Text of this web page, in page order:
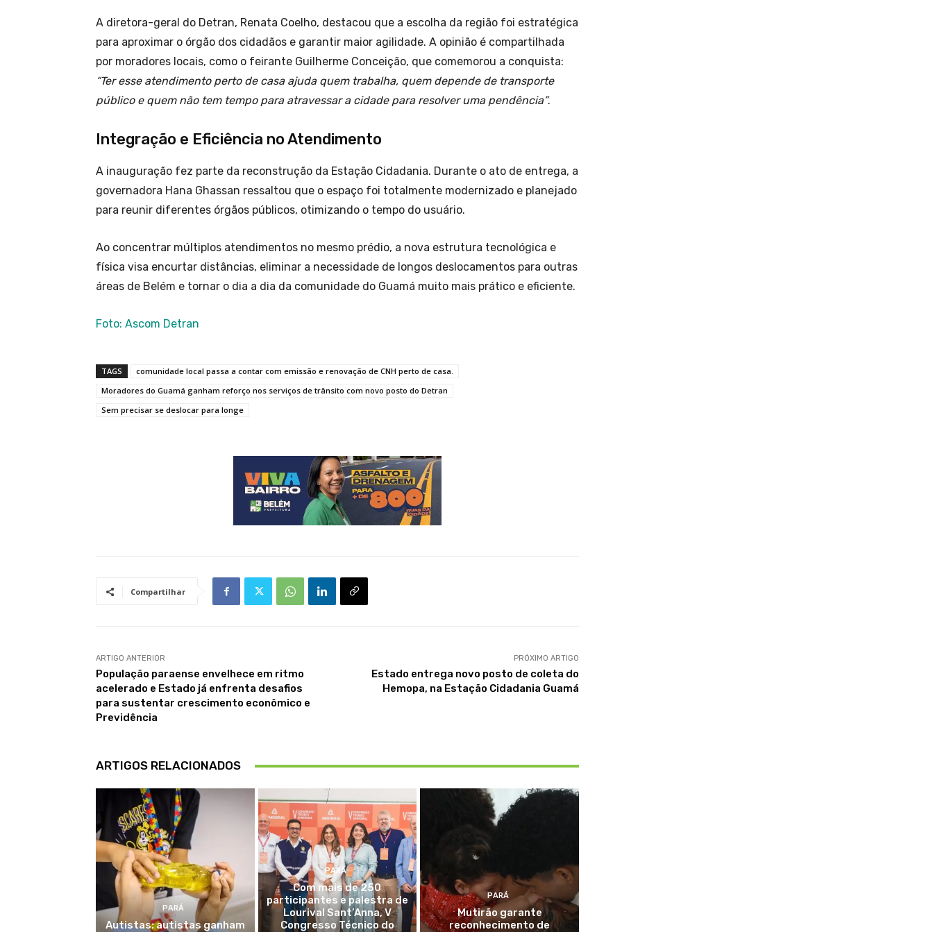
A diretora-geral do Detran, Renata Coelho, destacou que a escolha da região foi estratégica
para aproximar o órgão dos cidadãos e garantir maior agilidade. A opinião é compartilhada
por moradores locais, como o feirante Guilherme Conceição, que comemorou a conquista:
“Ter esse atendimento perto de casa ajuda quem trabalha, quem depende de transporte
público e quem não tem tempo para atravessar a cidade para resolver uma pendência”.
Integração e Eficiência no Atendimento
A inauguração fez parte da reconstrução da Estação Cidadania. Durante o ato de entrega, a
governadora Hana Ghassan ressaltou que o espaço foi totalmente modernizado e planejado
para reunir diferentes órgãos públicos, otimizando o tempo do usuário.
Ao concentrar múltiplos atendimentos no mesmo prédio, a nova estrutura tecnológica e
física visa encurtar distâncias, eliminar a necessidade de longos deslocamentos para outras
áreas de Belém e tornar o dia a dia da comunidade do Guamá muito mais prático e eficiente.
Foto: Ascom Detran
TAGS
comunidade local passa a contar com emissão e renovação de CNH perto de casa.
Moradores do Guamá ganham reforço nos serviços de trânsito com novo posto do Detran
Sem precisar se deslocar para longe
Compartilhar
ARTIGO ANTERIOR
População paraense envelhece em ritmo
acelerado e Estado já enfrenta desafios
para sustentar crescimento econômico e
Previdência
PRÓXIMO ARTIGO
Estado entrega novo posto de coleta do
Hemopa, na Estação Cidadania Guamá
ARTIGOS RELACIONADOS
PARÁ
Autistas: autistas ganham
PARÁ
Com mais de 250
participantes e palestra de
Lourival Sant’Anna, V
Congresso Técnico do
PARÁ
Mutirão garante
reconhecimento de